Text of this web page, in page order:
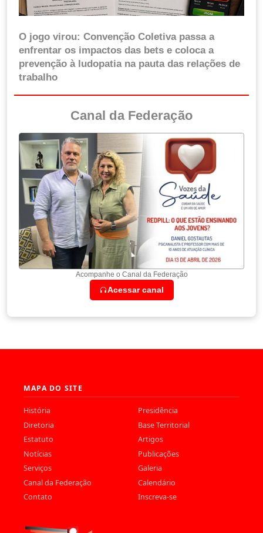
O jogo virou: Convenção Coletiva passa a
enfrentar os impactos das bets e coloca a
prevenção à ludopatia na pauta das relações de
trabalho
Canal da Federação
Acompanhe o Canal da Federação
Acessar canal
MAPA DO SITE
História
Presidência
Diretoria
Base Territorial
Estatuto
Artigos
Notícias
Publicações
Serviços
Galeria
Canal da Federação
Calendário
Contato
Inscreva-se